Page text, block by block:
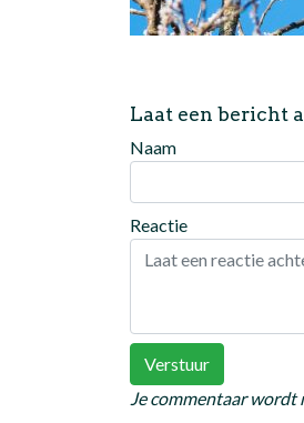
Laat een bericht
Naam
Reactie
Verstuur
Je commentaar wordt